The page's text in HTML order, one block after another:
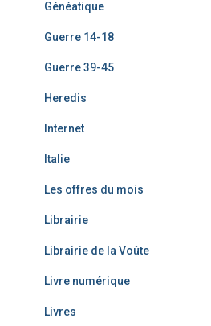
Généatique
Guerre 14-18
Guerre 39-45
Heredis
Internet
Italie
Les offres du mois
Librairie
Librairie de la Voûte
Livre numérique
Livres